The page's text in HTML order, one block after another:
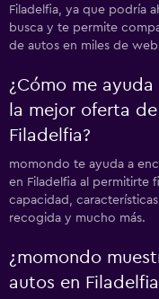
Filadelfia, ya que podría
busca y te permite
de autos en miles de
¿Cómo me
la mejor oferta
Filadelfia?
momondo te ayuda a
en Filadelfia al permitirte
capacidad,
recogida y mucho más.
¿momondo
autos en